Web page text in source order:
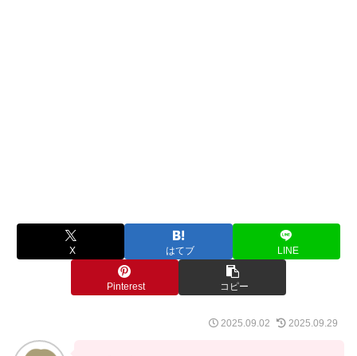
X はてブ LINE
Pinterest コピー
2025.09.02 2025.09.29